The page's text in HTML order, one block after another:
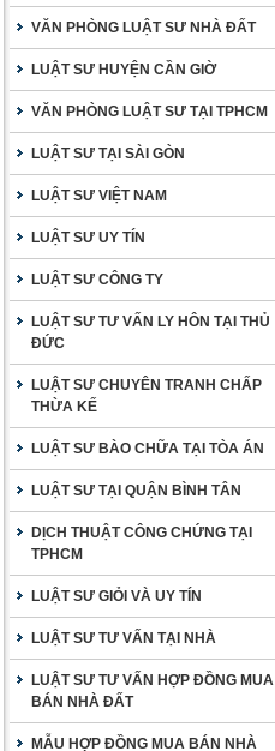
VĂN PHÒNG LUẬT SƯ NHÀ ĐẤT
LUẬT SƯ HUYỆN CẦN GIỜ
VĂN PHÒNG LUẬT SƯ TẠI TPHCM
LUẬT SƯ TẠI SÀI GÒN
LUẬT SƯ VIỆT NAM
LUẬT SƯ UY TÍN
LUẬT SƯ CÔNG TY
LUẬT SƯ TƯ VẤN LY HÔN TẠI THỦ
ĐỨC
LUẬT SƯ CHUYÊN TRANH CHẤP
THỪA KẾ
LUẬT SƯ BÀO CHỮA TẠI TÒA ÁN
LUẬT SƯ TẠI QUẬN BÌNH TÂN
DỊCH THUẬT CÔNG CHỨNG TẠI
TPHCM
LUẬT SƯ GIỎI VÀ UY TÍN
LUẬT SƯ TƯ VẤN TẠI NHÀ
LUẬT SƯ TƯ VẤN HỢP ĐỒNG MUA
BÁN NHÀ ĐẤT
MẪU HỢP ĐỒNG MUA BÁN NHÀ